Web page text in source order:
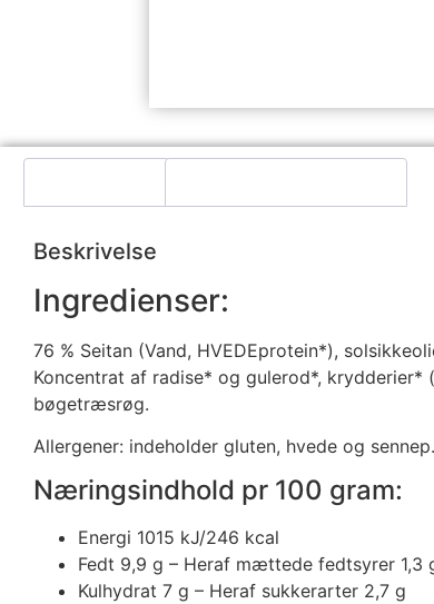
Beskrivelse
Ingredienser:
76 % Seitan (Vand, HVEDEprotein*),
Koncentrat af radise* og gulerod*,
bøgetræsrøg.
Allergener: indeholder gluten, hvede og
Næringsindhold pr 100 gram:
Energi 1015 kJ/246 kcal
Fedt 9,9 g – Heraf mættede fedtsyrer 1,3
Kulhydrat 7 g – Heraf sukkerarter 2,7 g